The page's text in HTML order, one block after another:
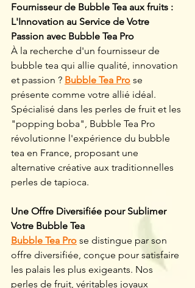
Fournisseur de Bubble Tea aux fruits :
L'Innovation au Service de Votre
Passion avec Bubble Tea Pro
À la recherche d'un fournisseur de
bubble tea qui allie qualité, innovation
et passion ? Bubble Tea Pro se
présente comme votre allié idéal.
Spécialisé dans les perles de fruit et les
"popping boba", Bubble Tea Pro
révolutionne l'expérience du bubble
tea en France, proposant une
alternative créative aux traditionnelles
perles de tapioca.
Une Offre Diversifiée pour Sublimer
Votre Bubble Tea
Bubble Tea Pro se distingue par son
offre diversifiée, conçue pour satisfaire
les palais les plus exigeants. Nos
perles de fruit, véritables joyaux